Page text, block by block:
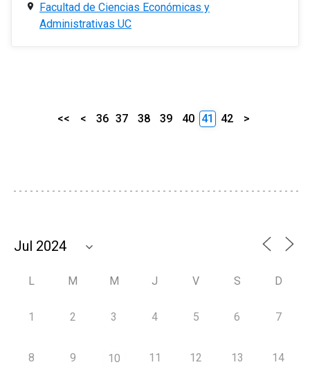
Facultad de Ciencias Económicas y
Administrativas UC
<< < 36 37 38 39 40 41 42 >
L M M J V S D
1 2 3 4 5 6 7
8 9 10 11 12 13 14